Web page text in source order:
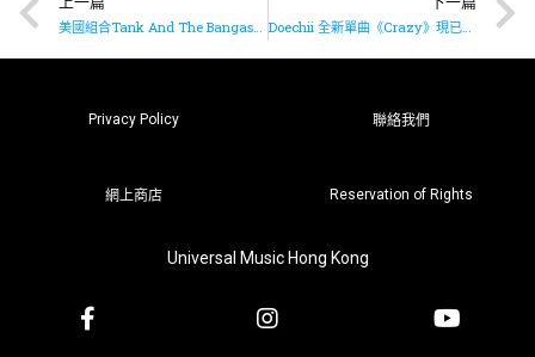
美國組合Tank And The Bangas推出全新單曲《Why Try》 Doechii 全新單曲《Crazy》現已推出
Privacy Policy 聯絡我們
網上商店 Reservation of Rights
Universal Music Hong Kong